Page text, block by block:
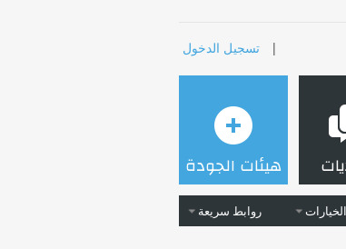
| تسجيل الدخول
الخيارات روابط سريعة
هيئات الجودة